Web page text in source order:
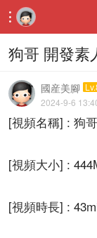

狗哥 開發素
國産美腳
2024-9-6
[視頻名稱] : 狗
[視頻大小] :
[視頻時長] :